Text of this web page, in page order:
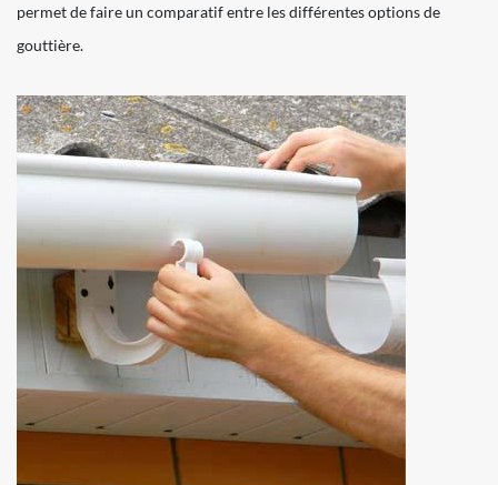
permet de faire un comparatif entre les différentes options de
gouttière.